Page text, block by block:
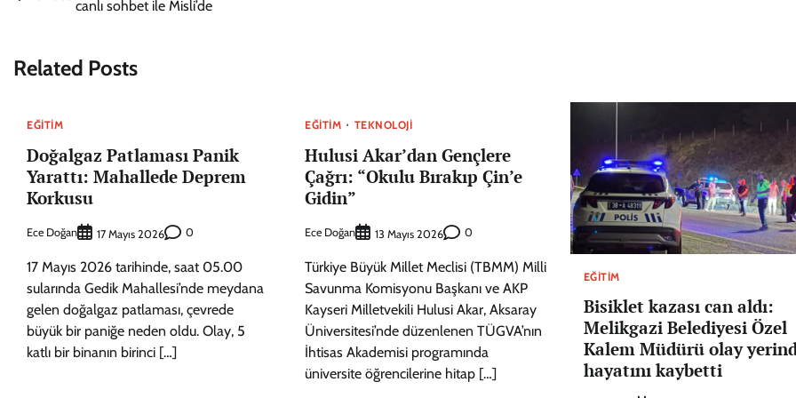
canlı sohbet ile Misli’de
Related Posts
EĞITIM
Doğalgaz Patlaması Panik
Yarattı: Mahallede Deprem
Korkusu
Ece Doğan 17 Mayıs 2026 0
17 Mayıs 2026 tarihinde, saat 05.00
sularında Gedik Mahallesi’nde meydana
gelen doğalgaz patlaması, çevrede
büyük bir paniğe neden oldu. Olay, 5
katlı bir binanın birinci […]
EĞITIM TEKNOLOJI
Hulusi Akar’dan Gençlere
Çağrı: “Okulu Bırakıp Çin’e
Gidin”
Ece Doğan 13 Mayıs 2026 0
Türkiye Büyük Millet Meclisi (TBMM) Milli
Savunma Komisyonu Başkanı ve AKP
Kayseri Milletvekili Hulusi Akar, Aksaray
Üniversitesi’nde düzenlenen TÜGVA’nın
İhtisas Akademisi programında
üniversite öğrencilerine hitap […]
EĞITIM
Bisiklet kazası can aldı:
Melikgazi Belediyesi Özel
Kalem Müdürü olay
hayatını kaybetti